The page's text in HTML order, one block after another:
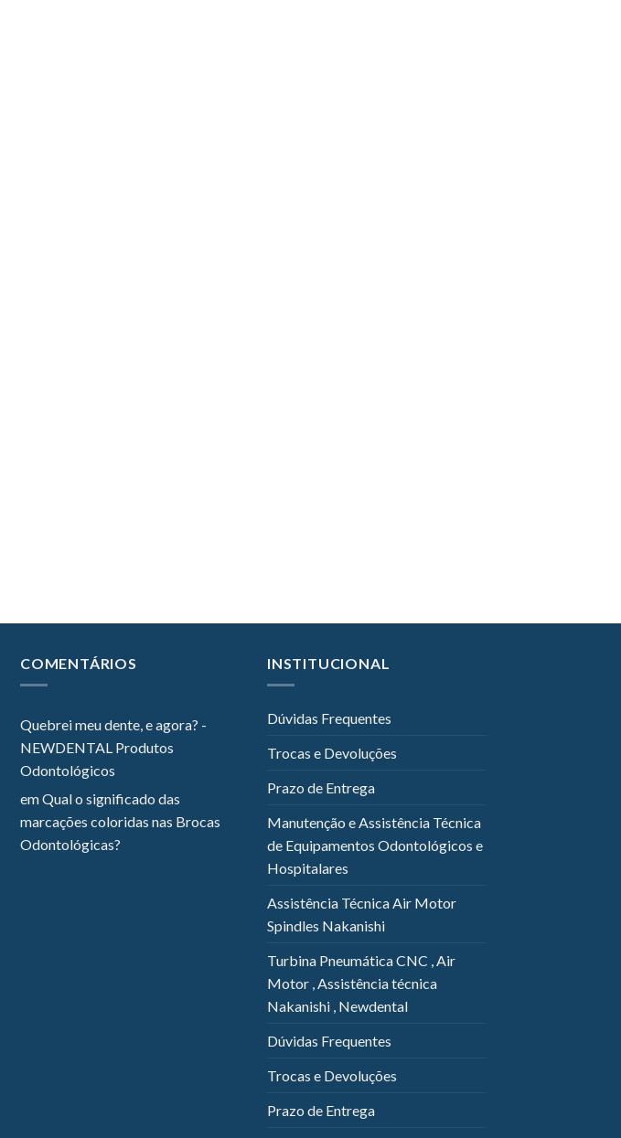
COMENTÁRIOS
Quebrei meu dente, e agora? -
NEWDENTAL Produtos
Odontológicos
emQual o significado das
marcações coloridas nas Brocas
Odontológicas?
INSTITUCIONAL
Dúvidas Frequentes
Trocas e Devoluções
Prazo de Entrega
Manutenção e Assistência Técnica
de Equipamentos Odontológicos e
Hospitalares
Assistência Técnica Air Motor
Spindles Nakanishi
Turbina Pneumática CNC , Air
Motor , Assistência técnica
Nakanishi , Newdental
Dúvidas Frequentes
Trocas e Devoluções
Prazo de Entrega